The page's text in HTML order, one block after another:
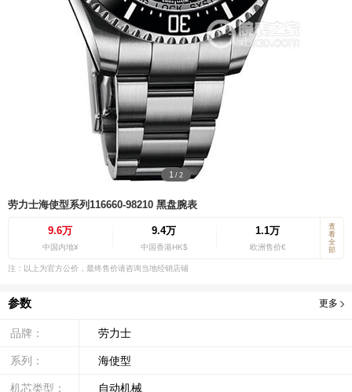
1 / 2
劳力士海使型系列116660-98210 黑盘腕表
9.6万
中国内地¥
9.4万
中国香港HK$
1.1万
欧洲售价€
查
看
全
部
注：以上为官方公价，最终售价请咨询当地经销店铺
参数 更多
品牌： 劳力士
系列： 海使型
机芯类型： 自动机械